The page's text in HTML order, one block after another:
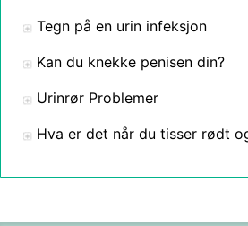
Tegn på en urin infeksjon
Kan du knekke penisen din?
Urinrør Problemer
Hva er det når du tisser rødt